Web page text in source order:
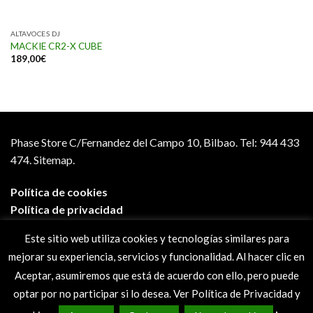
ALTAVOCES DJ
MACKIE CR2-X CUBE
189,00€
Phase Store C/Fernandez del Campo 10, Bilbao. Tel: 944 433
474. Sitemap.
Política de cookies
Política de privacidad
Condiciones de compra
Preguntas frecuentes
Este sitio web utiliza cookies y tecnologías similares para
mejorar su experiencia, servicios y funcionalidad. Al hacer clic en
Aceptar, asumiremos que está de acuerdo con ello, pero puede
optar por no participar si lo desea. Ver Política de Privacidad y